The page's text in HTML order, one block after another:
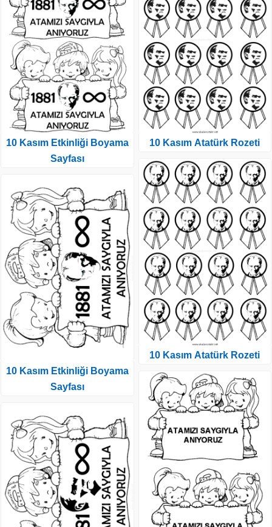
10 Kasım Etkinliği Boyama
Sayfası
10 Kasım Etkinliği Boyama
Sayfası
10 Kasım Atatürk Rozeti
10 Kasım Atatürk Rozeti